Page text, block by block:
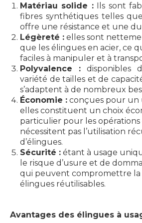
Matériau solide :Ils sont
fibres synthétiques telles
offre une résistance et une
Légèreté : elles sont
que les élingues en acier, ce
faciles à manipuler et à
Polyvalence : disponibles
variété de tailles et de
s’adaptent à de nombreux
Économie : conçues pour un
elles constituent un choix
particulier pour les opérations
nécessitent pas l’utilisation
d’élingues.
Sécurité : étant à usage
le risque d’usure et de
qui peuvent compromettre la
élingues réutilisables.
Avantages des élingues à